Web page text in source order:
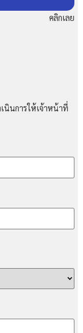
นินการให้เจ้าหน้าที่